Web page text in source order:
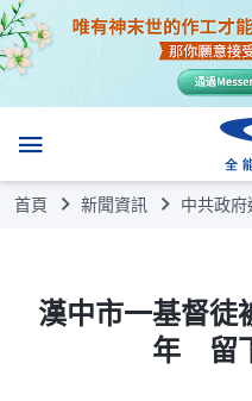
首頁 新聞資訊 中共政
漢中市一基督徒
年 留